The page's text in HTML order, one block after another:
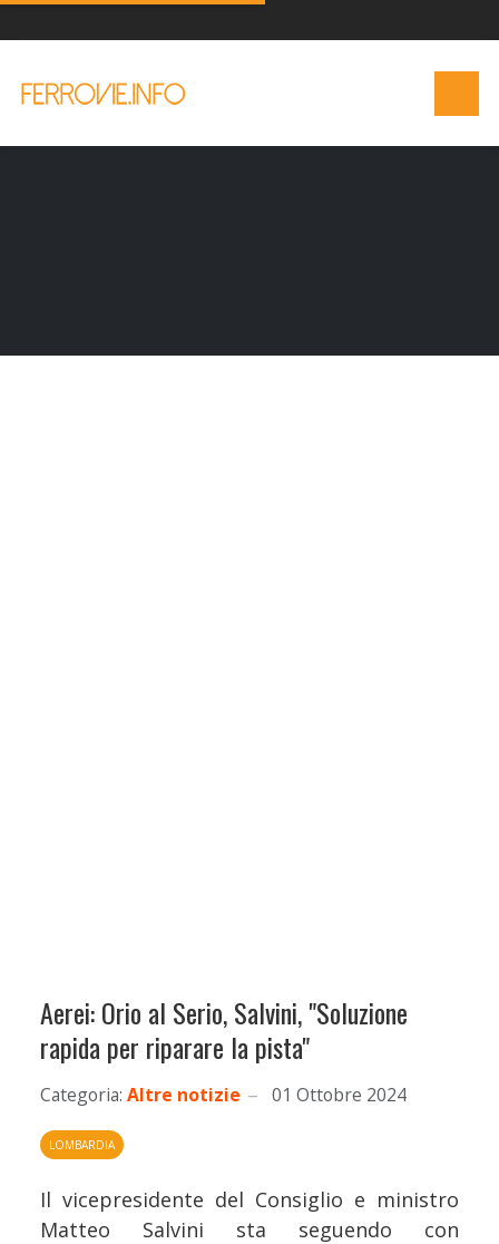
Aerei: Orio al Serio, Salvini, "Soluzione
rapida per riparare la pista"
Categoria: Altre notizie 01 Ottobre 2024
LOMBARDIA
Il vicepresidente del Consiglio e ministro
Matteo Salvini sta seguendo con